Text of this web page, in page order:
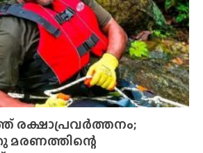
രക്ഷാപ്രവർത്തനം;
മരണത്തിന്റെ